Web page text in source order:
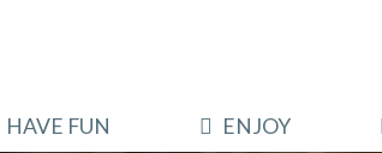
HAVE FUN ENJOY